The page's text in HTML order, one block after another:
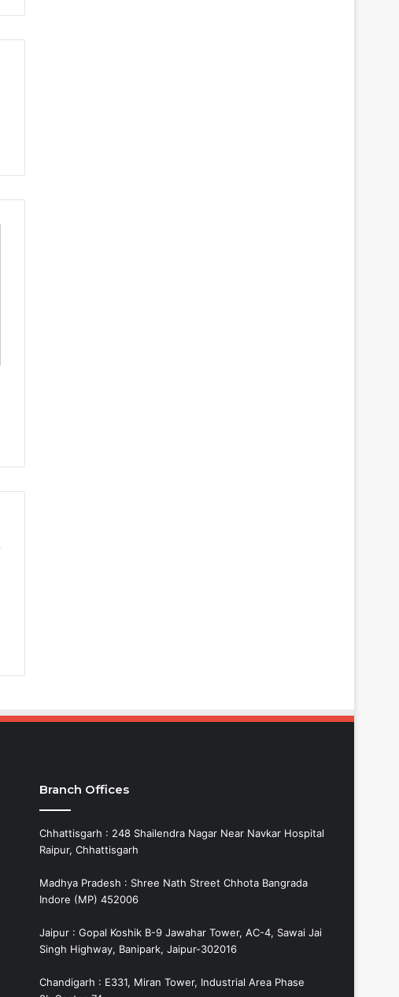
Branch Offices
Chhattisgarh : 248 Shailendra Nagar Near Navkar Hospital
Raipur, Chhattisgarh
Madhya Pradesh : Shree Nath Street Chhota Bangrada
Indore (MP) 452006
Jaipur : Gopal Koshik B-9 Jawahar Tower, AC-4, Sawai Jai
Singh Highway, Banipark, Jaipur-302016
Chandigarh : E331, Miran Tower, Industrial Area Phase